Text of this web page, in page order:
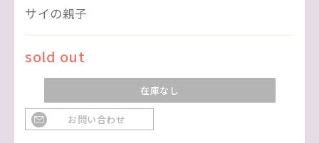
サイの親子
sold out
在庫なし
お問い合わせ